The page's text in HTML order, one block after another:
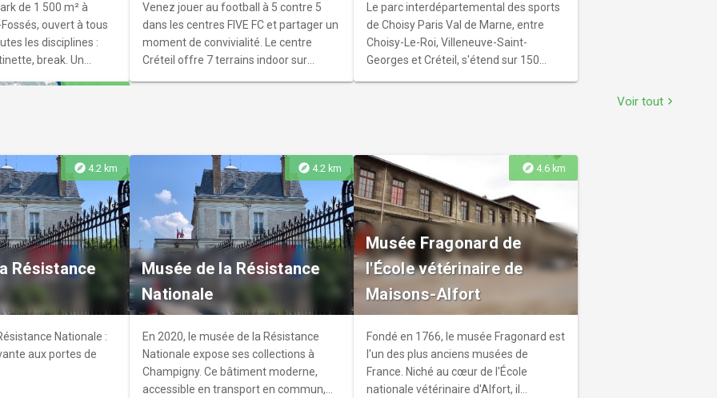
de 1 500 m² à
ouvert à tous
les disciplines :
break. Un
Venez jouer au football à 5 contre 5
dans les centres FIVE FC et partager un
moment de convivialité. Le centre
Créteil offre 7 terrains indoor sur
Le parc interdépartemental des sports
de Choisy Paris Val de Marne, entre
Choisy-Le-Roi, Villeneuve-Saint-
Georges et Créteil, s'étend sur 150
d'athlétisme, VTT, base nautique,
pistes cyclables. La Ferme des
Gondoles attire les enfants avec une
centaine d'animaux.
Arthur
Arthur Hévette de
des activités
enfants et pour les
Voir tout chevron_right
explore 4.2 km
Résistance
Nationale :
aux portes de
explore 4.2 km
Musée de la Résistance
Nationale
En 2020, le musée de la Résistance
Nationale expose ses collections à
Champigny. Ce bâtiment moderne,
accessible en transport en commun,
explore 4.6 km
Musée Fragonard de
l'École vétérinaire de
Maisons-Alfort
Fondé en 1766, le musée Fragonard est
l'un des plus anciens musées de
France. Niché au cœur de l'École
nationale vétérinaire d'Alfort, il